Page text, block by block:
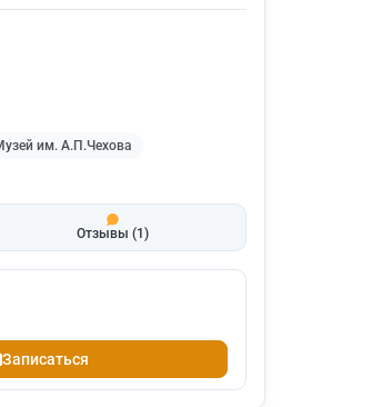
им. А.П.Чехова
Отзывы(1)
Записаться